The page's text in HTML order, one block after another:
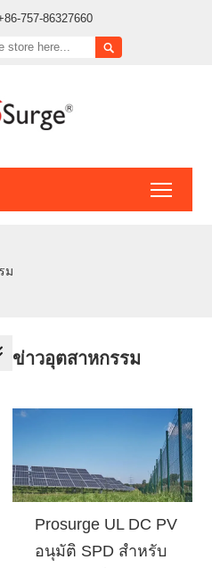
757-86327660

ม
ข่าวอุตสาหกรรม
Prosurge UL DC PV
อนุมัติ SPD สำหรับ